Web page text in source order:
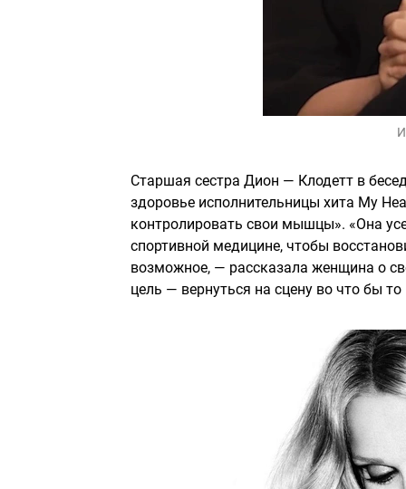
Старшая сестра Дион — Клодетт в
здоровье исполнительницы хита My
контролировать свои мышцы». «Она
спортивной медицине, чтобы
возможное, — рассказала женщина о
цель — вернуться на сцену во что бы